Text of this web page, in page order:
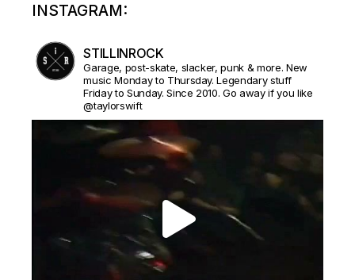
INSTAGRAM:
STILLINROCK
Garage, post-skate, slacker, punk & more. New
music Monday to Thursday. Legendary stuff
Friday to Sunday. Since 2010. Go away if you like
@taylorswift